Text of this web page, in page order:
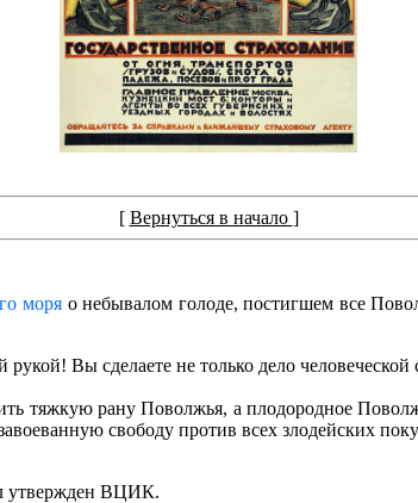
[ Вернуться в начало ]
моря о небывалом голоде, постигшем все
Вы сделаете не только дело
тяжкую рану Поволжья, а плодородное
свободу против всех злодейских
утвержден ВЦИК.